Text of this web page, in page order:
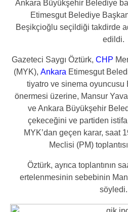
Ankara Büyükşehir Belediye
Etimesgut Belediye
Beşikçioğlu seçildiği takdirde
edildi.
Gazeteci Saygı Öztürk, CHP
(MYK), Ankara Etimesgut
tiyatro ve sinema oyuncusu
önermesi üzerine, Mansur
ve Ankara Büyükşehir
çekeceğini ve partiden
MYK’dan geçen karar, saat
Meclisi (PM)
Öztürk, ayrıca toplantının
ertelenmesinin sebebinin
söyledi.